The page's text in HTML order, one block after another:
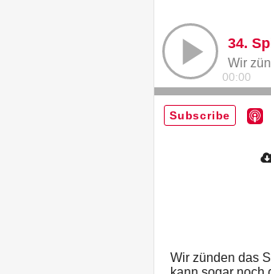
34.
00:00
Subscribe
Wir zünden das